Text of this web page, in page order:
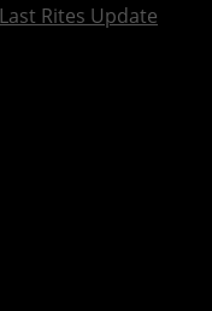
Rites Update